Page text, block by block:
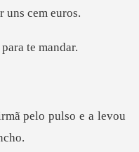
mã pelo pulso e a levou